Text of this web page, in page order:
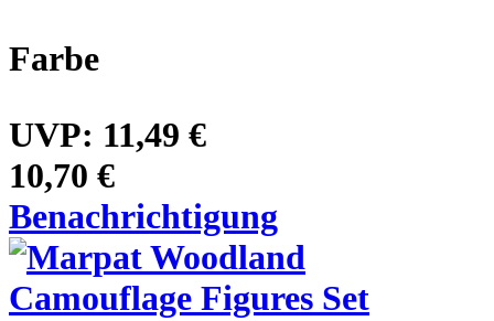
Farbe
UVP: 11,49 €
10,70 €
Benachrichtigung